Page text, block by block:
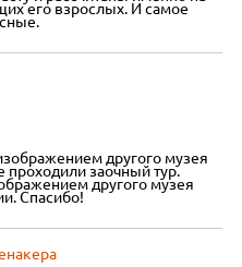
его взрослых. И самое
другого музея
заочный тур.
другого музея
Спасибо!